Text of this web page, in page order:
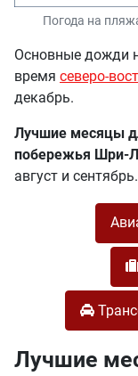
Погода на
Основные дожди
время северо-
декабрь.
Лучшие месяцы
побережья Шри-
август и сентябрь.
Лучшие